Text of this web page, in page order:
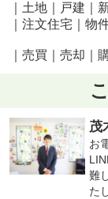
｜土地｜戸建｜
｜注文住宅｜物
｜売買｜売却｜
茂
お
難
た